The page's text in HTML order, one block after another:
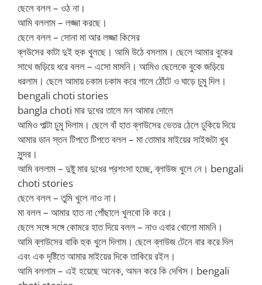
ছেলে বলল – ওঠ না।
আমি বললাম – লজ্জা করছে।
ছেলে বলল – সোনা মা আর লজ্জা কিসের
ব্লউসের কাটা দুই হুক খুলছে। আমি উঠে বসলাম। ছেলে আমার বুকের
সাথে জড়িয়ে ধরে বলল – এসো মামনি। আমিও ছেলেকে বুকে জড়িয়ে
ধরলাম। ছেলে আমায় চকাম চকাম করে গালে ঠোঁটে ও ঘাড়ে চুমু দিল।
bengali choti stories
bangla choti মার দুধের তালে মন আমার দোলে
আমিও পাল্টা চুমু দিলাম। ছেলে বাঁ হাত ব্লাউসের ভেতর ঠেলে ঢুকিয়ে দিয়ে
আমার ডান স্তন টিপতে টিপতে বলল – মা তোমার মাইয়ের সাইজটা খুব
সুন্দর।
আমি বললাম – দুষ্টু মার দুধের প্রশংসা হচ্ছে, ব্লাউজ খুলে নে। bengali
choti stories
ছেলে বলল – তুমি খুলে নাও না।
মা বলল – আমার হাত না পোঁছালে খুলবো কি করে।
ছেলে সঙ্গে সঙ্গে কোমরে হাত দিয়ে বলল – নাও এবার খোলো মামনি।
আমি ব্লাউসের বাকি হুক খুলে দিলাম। ছেলে ব্লাউজ টেনে বার করে দিল
এবং এক দৃষ্টিতে আমার মাইয়ের দিকে তাকিয়ে রইল।
আমি বললাম – এই হয়েছে অনেক, অমন করে কি দেখিস। bengali